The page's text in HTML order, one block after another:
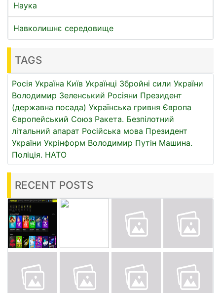
Наука
Навколишнє середовище
TAGS
Росія Україна Київ Українці Збройні сили України
Володимир Зеленський Росіяни Президент
(державна посада) Українська гривня Європа
Європейський Союз Ракета. Безпілотний
літальний апарат Російська мова Президент
України Укрінформ Володимир Путін Машина.
Поліція. НАТО
RECENT POSTS